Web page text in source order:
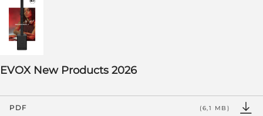
EVOX New Products 2026
PDF (6,1 MB)